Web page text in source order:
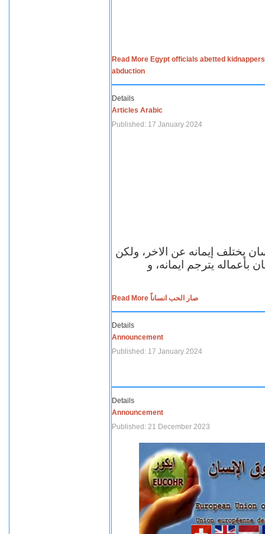
Read More Egypt officials abetted
abduction
Details
Articles Arabic
Published: 17 January 2024
يختلف إيمانه عن الاخر، ولكن
بأعماله يترجم ايمانه، و
Read More صار الحب انساناً
Details
Announcement
Published: 17 January 2024
Details
Announcement
Published: 21 December 2023